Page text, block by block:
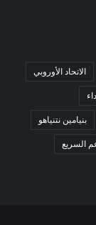
الاتحاد الأوروبي
بنيامين نتنياهو
السريع